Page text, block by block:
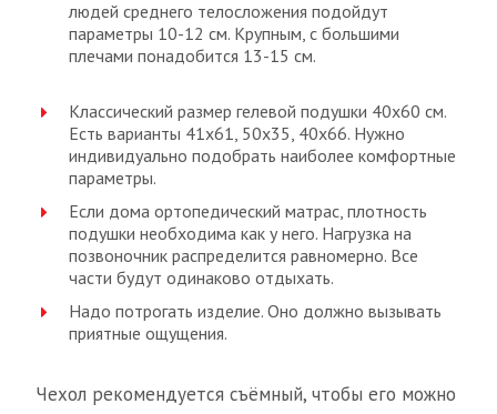
людей среднего телосложения подойдут
параметры 10-12 см. Крупным, с большими
плечами понадобится 13-15 см.
Классический размер гелевой подушки 40х60 см.
Есть варианты 41х61, 50х35, 40х66. Нужно
индивидуально подобрать наиболее комфортные
параметры.
Если дома ортопедический матрас, плотность
подушки необходима как у него. Нагрузка на
позвоночник распределится равномерно. Все
части будут одинаково отдыхать.
Надо потрогать изделие. Оно должно вызывать
приятные ощущения.
Чехол рекомендуется съёмный, чтобы его можно